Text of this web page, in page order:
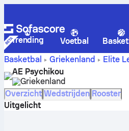
Trending Voetbal
Basketbal
Griekenland Elite
scores, standen, schema en
AE Psychikou
Griekenland
Overzicht Wedstrijden Rooster
Uitgelicht